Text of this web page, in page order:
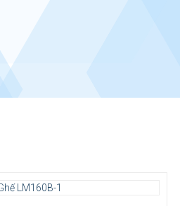
thước: Rộng 635 x Sâu 720 x Cao
1180-1290 (mm)
Chất liệu: Ghế bọc vải lưới co giãn